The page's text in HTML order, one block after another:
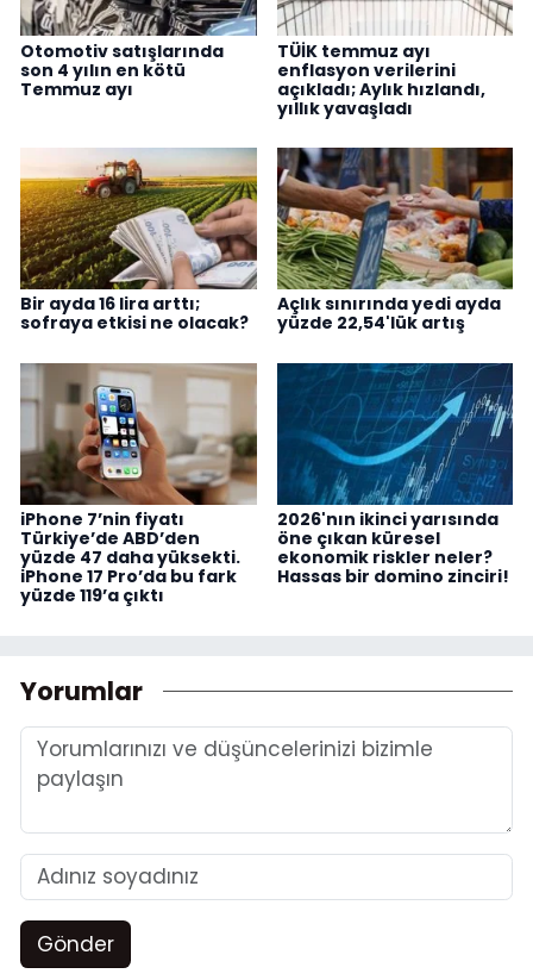
Otomotiv satışlarında
son 4 yılın en kötü
Temmuz ayı
TÜİK temmuz ayı
enflasyon verilerini
açıkladı; Aylık hızlandı,
yıllık yavaşladı
Bir ayda 16 lira arttı;
sofraya etkisi ne olacak?
Açlık sınırında yedi ayda
yüzde 22,54'lük artış
iPhone 7’nin fiyatı
Türkiye’de ABD’den
yüzde 47 daha yüksekti.
iPhone 17 Pro’da bu fark
yüzde 119’a çıktı
2026'nın ikinci yarısında
öne çıkan küresel
ekonomik riskler neler?
Hassas bir domino zinciri!
Yorumlar
Gönder